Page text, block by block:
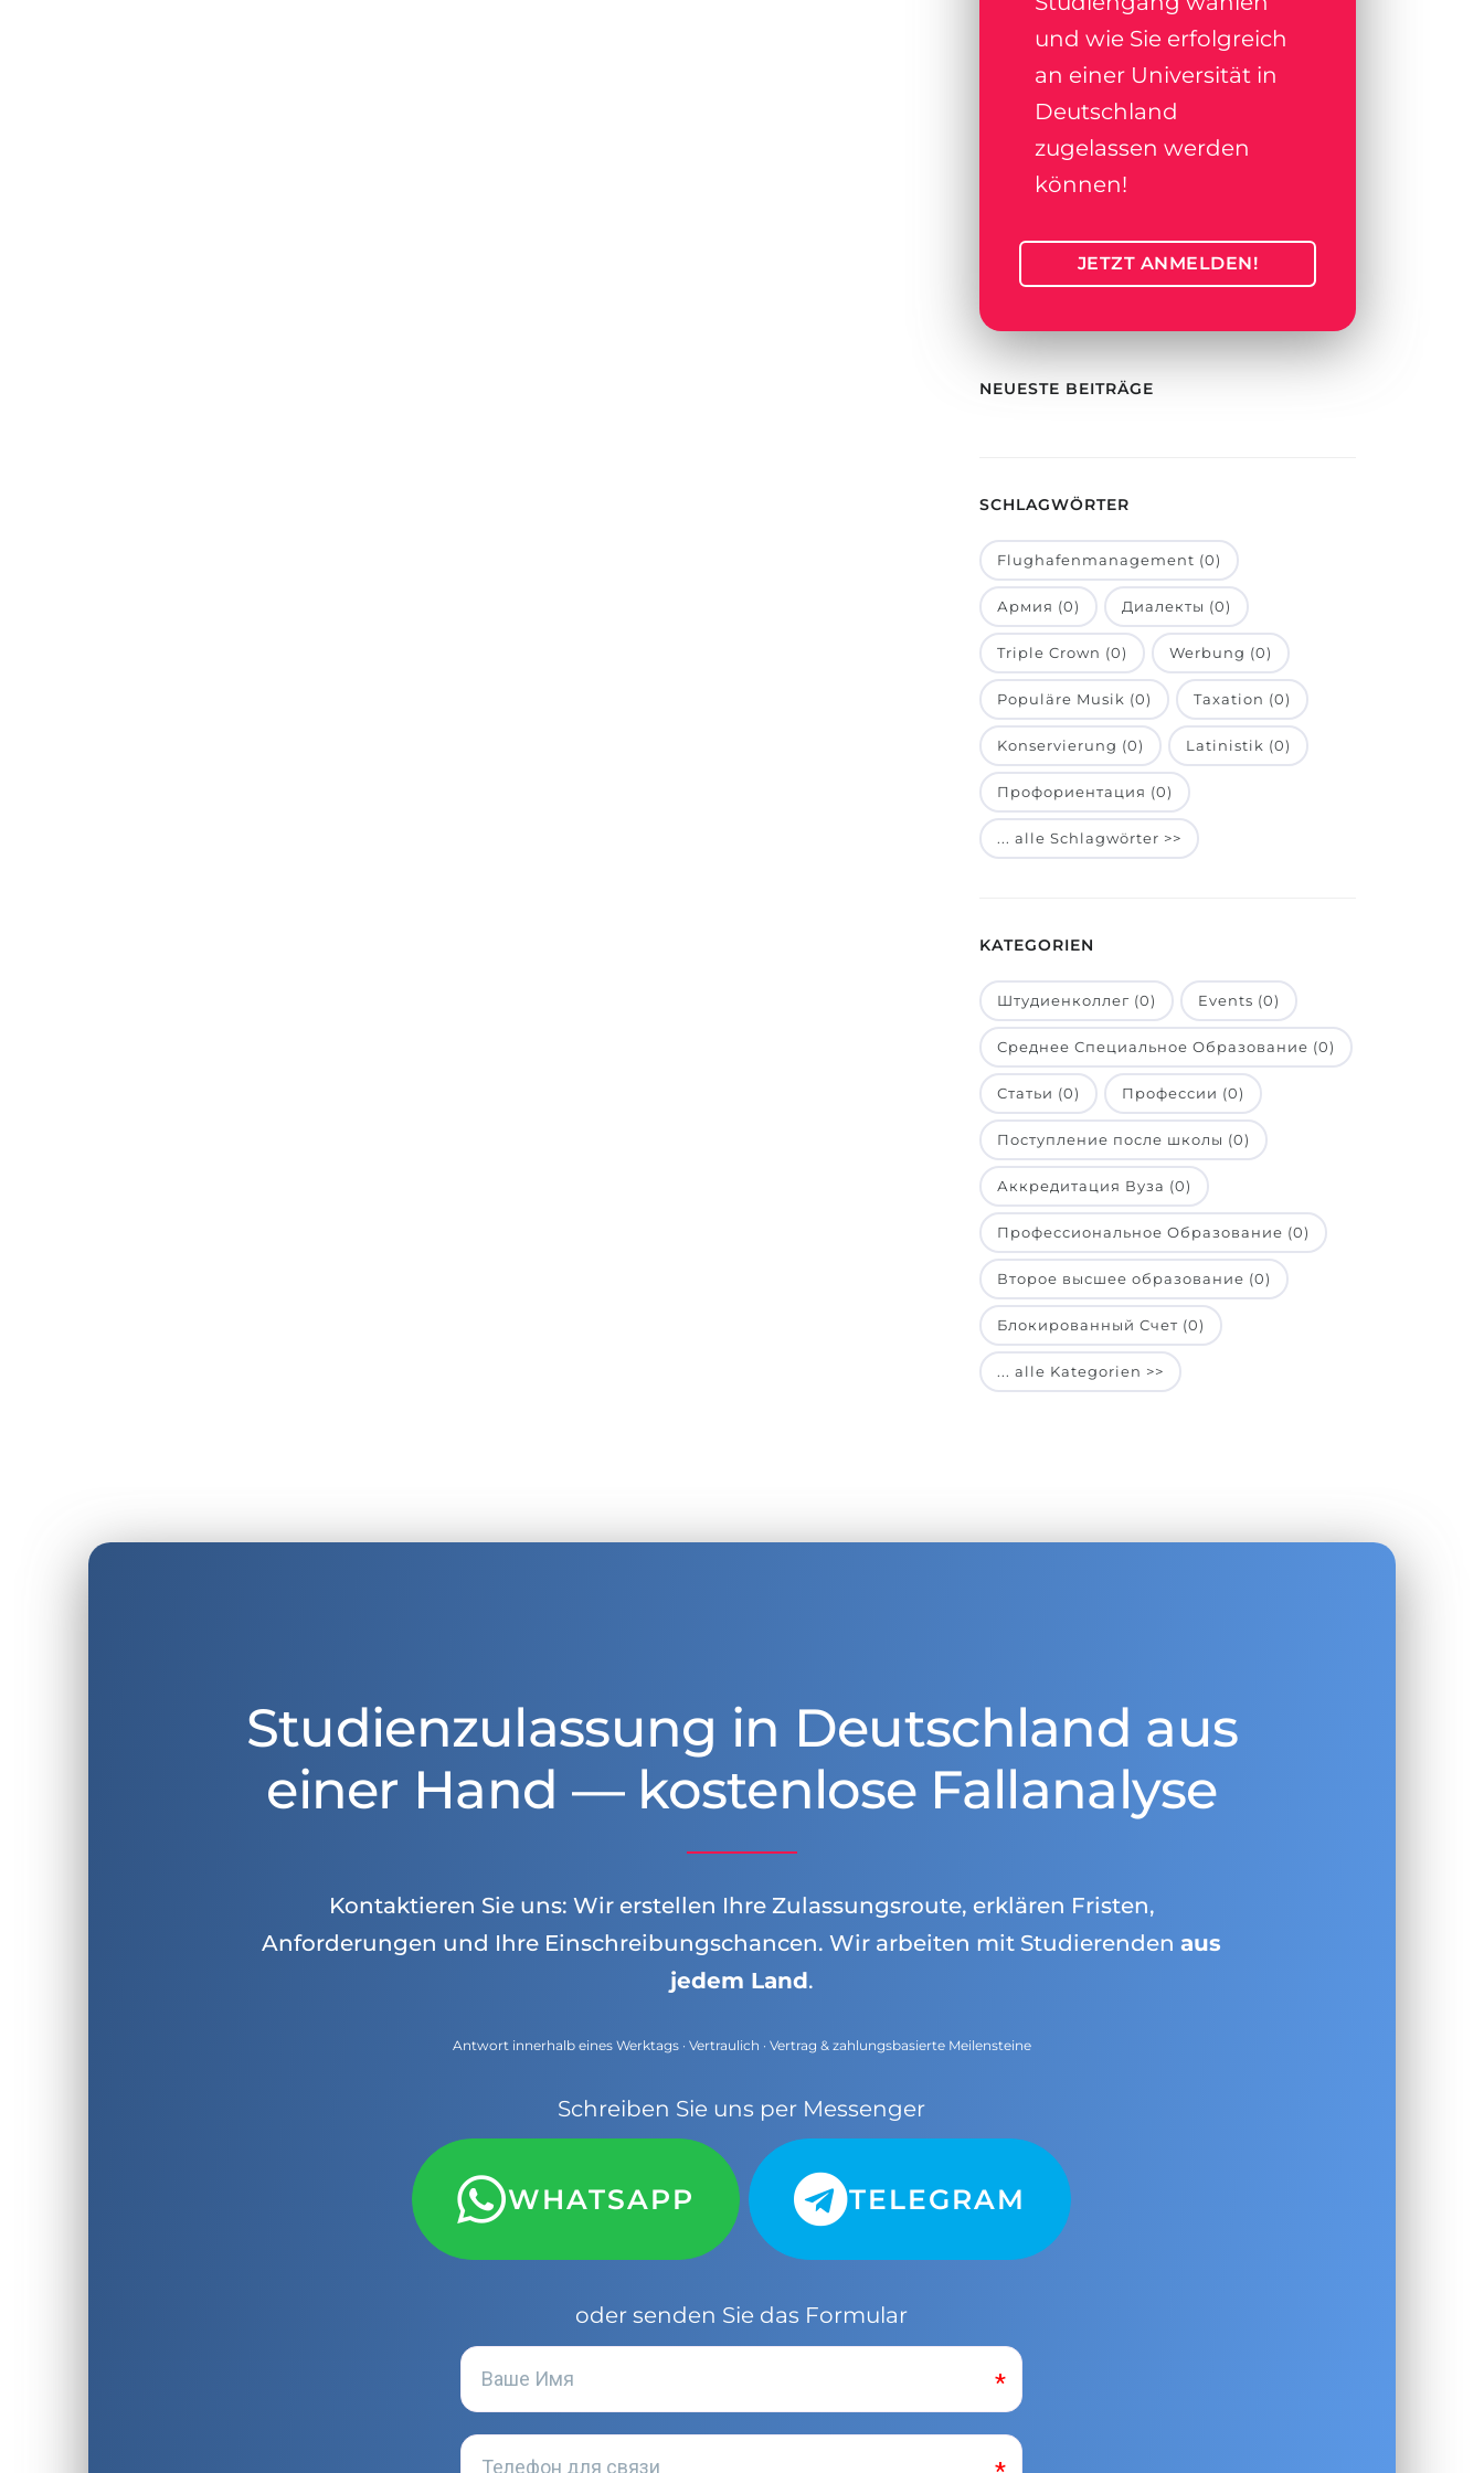
und wie Sie erfolgreich
an einer Universität in
Deutschland
zugelassen werden
können!
JETZT ANMELDEN!
NEUESTE BEITRÄGE
SCHLAGWÖRTER
Flughafenmanagement (0)
Армия (0) Диалекты (0)
Triple Crown (0) Werbung (0)
Populäre Musik (0) Taxation (0)
Konservierung (0) Latinistik (0)
Профориентация (0)
... alle Schlagwörter >>
KATEGORIEN
Штудиенколлег (0) Events (0)
Среднее Специальное Образование (0)
Статьи (0) Профессии (0)
Поступление после школы (0)
Аккредитация Вуза (0)
Профессиональное Образование (0)
Второе высшее образование (0)
Блокированный Счет (0)
... alle Kategorien >>
Studienzulassung in Deutschland aus
einer Hand — kostenlose Fallanalyse
Kontaktieren Sie uns: Wir erstellen Ihre Zulassungsroute, erklären Fristen,
Anforderungen und Ihre Einschreibungschancen. Wir arbeiten mit Studierendenaus
jedem Land.
Antwort innerhalb eines Werktags · Vertraulich · Vertrag & zahlungsbasierte Meilensteine
Schreiben Sie uns per Messenger
WHATSAPP TELEGRAM
oder senden Sie das Formular